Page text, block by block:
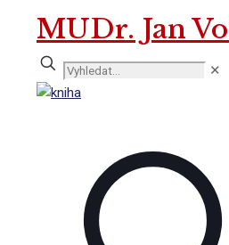
MUDr. Jan
✕